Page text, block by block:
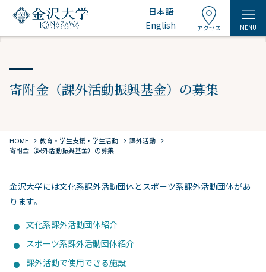
日本語
English
アクセス MENU
寄附金（課外活動振興基金）の募集
HOME chevron_right 教育・学生支援・学生活動 chevron_right 課外活動 chevron_right
寄附金（課外活動振興基金）の募集
金沢大学には文化系課外活動団体とスポーツ系課外活動団体があ
ります。
文化系課外活動団体紹介
スポーツ系課外活動団体紹介
課外活動で使用できる施設